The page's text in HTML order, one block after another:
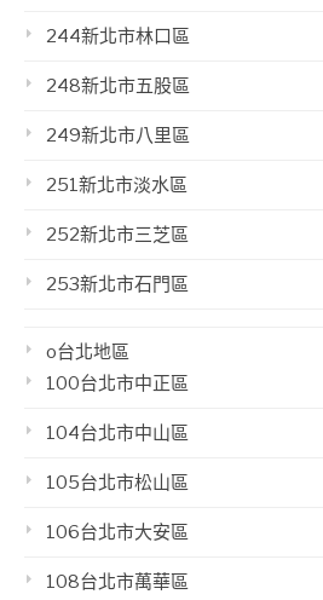
244新北市林口區
248新北市五股區
249新北市八里區
251新北市淡水區
252新北市三芝區
253新北市石門區
o台北地區
100台北市中正區
104台北市中山區
105台北市松山區
106台北市大安區
108台北市萬華區